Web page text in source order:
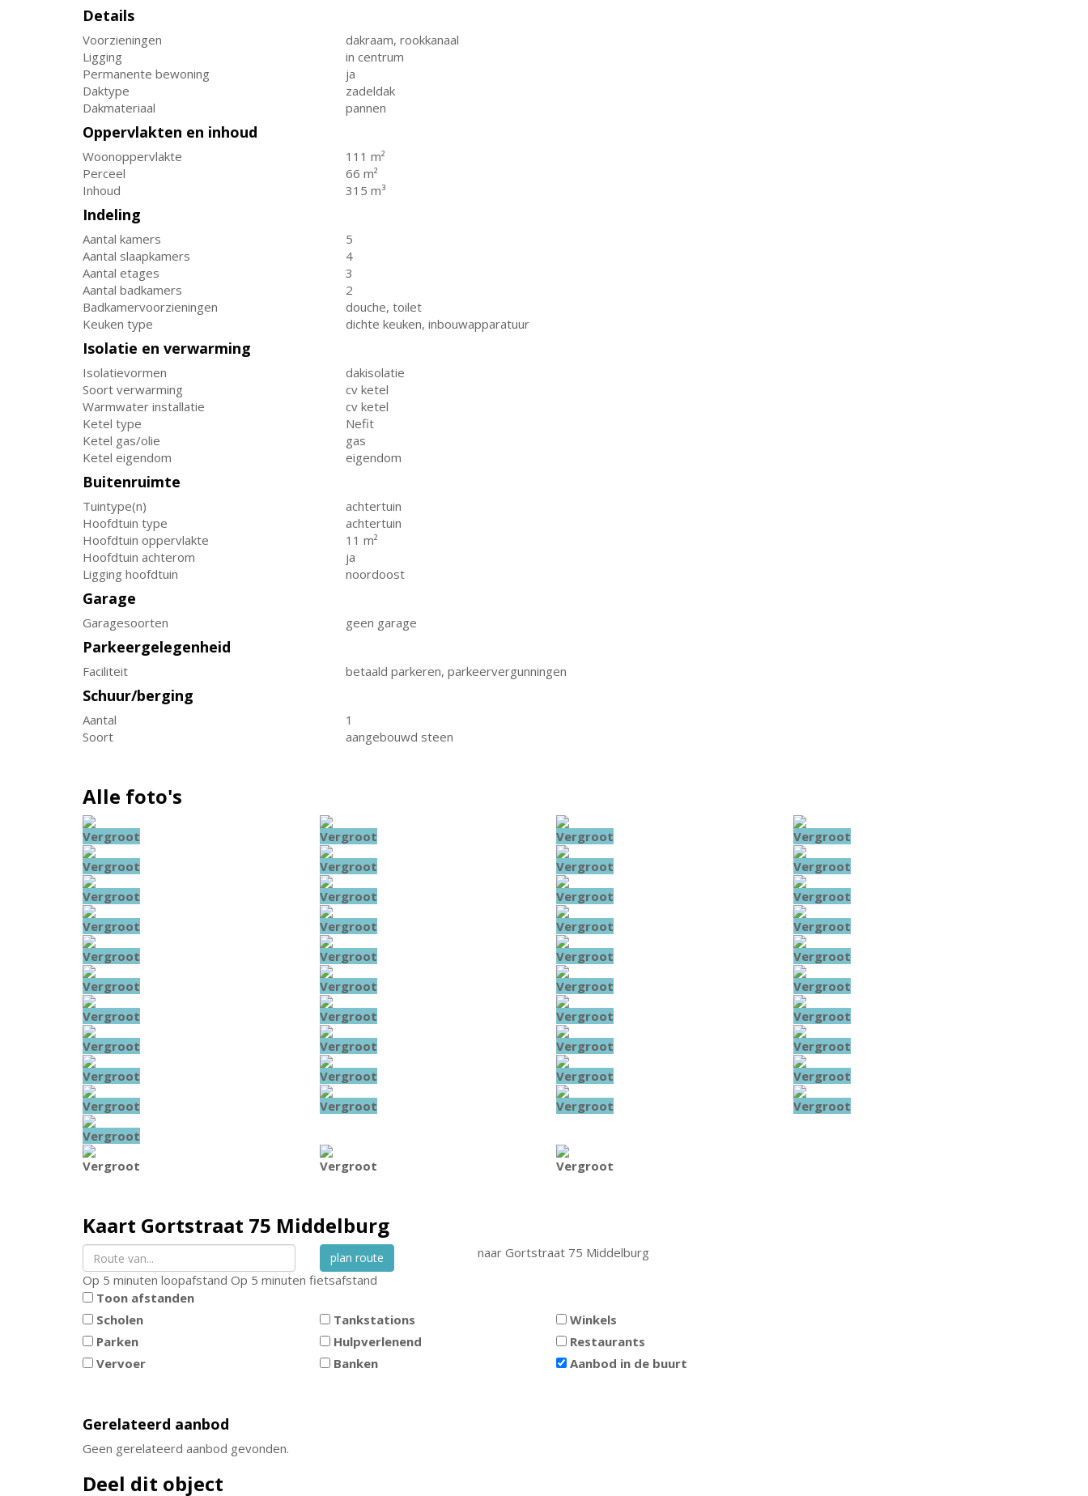
Details
Voorzieningen
dakraam, rookkanaal
Ligging
in centrum
Permanente bewoning
ja
Daktype
zadeldak
Dakmateriaal
pannen
Oppervlakten en inhoud
Woonoppervlakte
111 m²
Perceel
66 m²
Inhoud
315 m³
Indeling
Aantal kamers
5
Aantal slaapkamers
4
Aantal etages
3
Aantal badkamers
2
Badkamervoorzieningen
douche, toilet
Keuken type
dichte keuken, inbouwapparatuur
Isolatie en verwarming
Isolatievormen
dakisolatie
Soort verwarming
cv ketel
Warmwater installatie
cv ketel
Ketel type
Nefit
Ketel gas/olie
gas
Ketel eigendom
eigendom
Buitenruimte
Tuintype(n)
achtertuin
Hoofdtuin type
achtertuin
Hoofdtuin oppervlakte
11 m²
Hoofdtuin achterom
ja
Ligging hoofdtuin
noordoost
Garage
Garagesoorten geen garage
Parkeergelegenheid
Faciliteit betaald parkeren, parkeervergunningen
Schuur/berging
Aantal
1
Soort
aangebouwd steen
Alle foto's
Vergroot Vergroot Vergroot
Vergroot
Vergroot
Vergroot Vergroot
Vergroot
Vergroot
Vergroot Vergroot
Vergroot
Vergroot
Vergroot Vergroot
Vergroot
Vergroot
Vergroot Vergroot
Vergroot
Vergroot
Vergroot Vergroot
Vergroot
Vergroot
Vergroot Vergroot
Vergroot
Vergroot
Vergroot Vergroot
Vergroot
Vergroot
Vergroot Vergroot
Vergroot
Vergroot
Vergroot Vergroot
Vergroot
Vergroot
Vergroot
Vergroot Vergroot
Kaart Gortstraat 75 Middelburg
plan route naar Gortstraat 75 Middelburg
Op 5 minuten loopafstand Op 5 minuten fietsafstand
Toon afstanden
Scholen
Parken
Vervoer
Tankstations
Hulpverlenend
Banken
Winkels
Restaurants
Aanbod in de buurt
Gerelateerd aanbod
Geen gerelateerd aanbod gevonden.
Deel dit object